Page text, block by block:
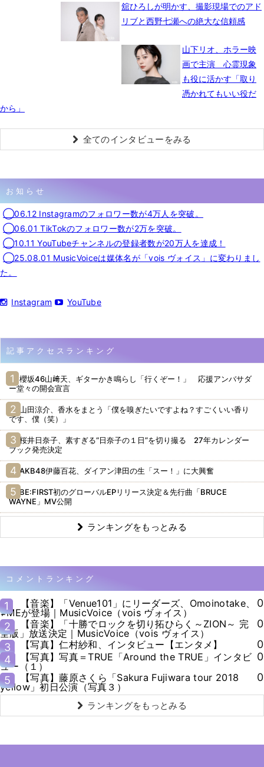
舘ひろしが明かす、撮影現場でのアド
リブと西野七瀬への絶大な信頼感
山下リオ、ホラー映
画で主演 心霊現象
も役に活かす「取り
憑かれてもいい役だ
から」
全てのインタビューをみる
お知らせ
◯06.12 Instagramのフォロワー数が4万人を突破。
◯06.01 TikTokのフォロワー数が2万を突破。
◯10.11 YouTubeチャンネルの登録者数が20万人を達成！
◯25.08.01 MusicVoiceは媒体名が「vois ヴォイス」に変わりまし
た。
Instagram YouTube
記事アクセスランキング
櫻坂46山﨑天、ギターかき鳴らし「行くぞー！」 応援アンバサダ
ー堂々の開会宣言
山田涼介、香水をまとう「僕を嗅ぎたいですよね？すごくいい香り
です、僕（笑）」
桜井日奈子、素すぎる“日奈子の１日”を切り撮る 27年カレンダー
ブック発売決定
AKB48伊藤百花、ダイアン津田の生「スー！」に大興奮
BE:FIRST初のグローバルEPリリース決定＆先行曲「BRUCE
WAYNE」MV公開
ランキングをもっとみる
コメントランキング
1
【音楽】「Venue101」にリーダーズ、Omoinotake、
≠MEが登場｜MusicVoice（vois ヴォイス）
0
2
【音楽】「十勝でロックを切り拓ひらく～ZION～ 完
全版」放送決定｜MusicVoice（vois ヴォイス）
0
3
【写真】仁村紗和、インタビュー【エンタメ】
0
4
【写真】写真＝TRUE「Around the TRUE」インタビ
ュー（１）
0
5
【写真】藤原さくら「Sakura Fujiwara tour 2018
yellow」初日公演（写真３）
0
ランキングをもっとみる